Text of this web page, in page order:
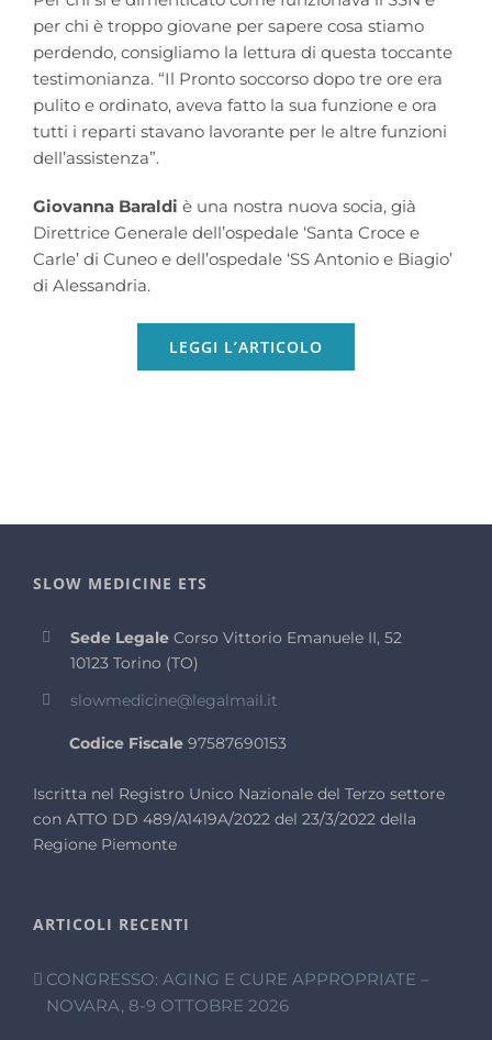
per chi è troppo giovane per sapere cosa stiamo
perdendo, consigliamo la lettura di questa toccante
testimonianza. “Il Pronto soccorso dopo tre ore era
pulito e ordinato, aveva fatto la sua funzione e ora
tutti i reparti stavano lavorante per le altre funzioni
dell’assistenza”.
Giovanna Baraldi è una nostra nuova socia, già
Direttrice Generale dell’ospedale ‘Santa Croce e
Carle’ di Cuneo e dell’ospedale ‘SS Antonio e Biagio’
di Alessandria.
LEGGI L’ARTICOLO
SLOW MEDICINE ETS
Sede LegaleCorso Vittorio Emanuele II, 52
10123 Torino (TO)
slowmedicine@legalmail.it
Codice Fiscale97587690153
Iscritta nel Registro Unico Nazionale del Terzo settore
con ATTO DD 489/A1419A/2022 del 23/3/2022 della
Regione Piemonte
ARTICOLI RECENTI
CONGRESSO: AGING E CURE APPROPRIATE –
NOVARA, 8-9 OTTOBRE 2026